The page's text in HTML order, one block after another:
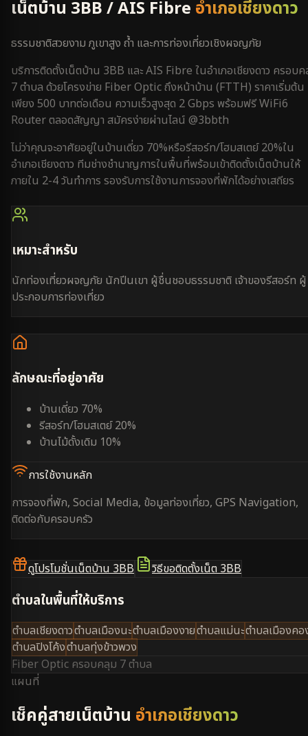
เน็ตบ้าน 3BB / AIS Fibre อำเภอเชียงดาว
ธรรมชาติสวยงาม ภูเขาสูง ถ้ำ และการท่องเที่ยวเชิงผจญภัย
บริการติดตั้งเน็ตบ้าน 3BB และ AIS Fibre ในอำเภอเชียงดาว ครอบ
7 ตำบล ด้วยโครงข่าย Fiber Optic ถึงหน้าบ้าน (FTTH) ราคาเริ่มต้น
เพียง 500 บาทต่อเดือน ความเร็วสูงสุด 2 Gbps พร้อมฟรี WiFi6
Router ตลอดสัญญา สมัครง่ายผ่านไลน์ @3bbth
ไม่ว่าคุณจะอาศัยอยู่ในบ้านเดี่ยว 70%หรือรีสอร์ท/โฮมสเตย์ 20%ใน
อำเภอเชียงดาว ทีมช่างชำนาญการในพื้นที่พร้อมเข้าติดตั้งเน็ตบ้านให้
ภายใน 2-4 วันทำการ รองรับการใช้งานการจองที่พักได้อย่างเสถียร
เหมาะสำหรับ
นักท่องเที่ยวผจญภัย นักปีนเขา ผู้ชื่นชอบธรรมชาติ เจ้าของรีสอร์ท ผู้
ประกอบการท่องเที่ยว
ลักษณะที่อยู่อาศัย
บ้านเดี่ยว 70%
รีสอร์ท/โฮมสเตย์ 20%
บ้านไม้ดั้งเดิม 10%
การใช้งานหลัก
การจองที่พัก, Social Media, ข้อมูลท่องเที่ยว, GPS Navigation,
ติดต่อกับครอบครัว
ดูโปรโมชั่นเน็ตบ้าน 3BB วิธีขอติดตั้งเน็ต 3BB
ตำบลในพื้นที่ให้บริการ
ตำบลเชียงดาวตำบลเมืองนะตำบลเมืองงายตำบลแม่นะตำบลเมืองคอ
ตำบลปิงโค้งตำบลทุ่งข้าวพวง
Fiber Optic ครอบคลุม 7 ตำบล
แผนที่
เช็คคู่สายเน็ตบ้าน อำเภอเชียงดาว